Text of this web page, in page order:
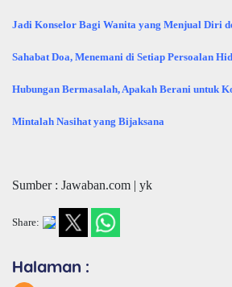
Jadi Konselor Bagi Wanita yang Menjual Diri
Sahabat Doa, Menemani di Setiap Persoalan
Hubungan Bermasalah, Apakah Berani untuk
Mintalah Nasihat yang Bijaksana
Sumber : Jawaban.com | yk
Share:
Halaman :